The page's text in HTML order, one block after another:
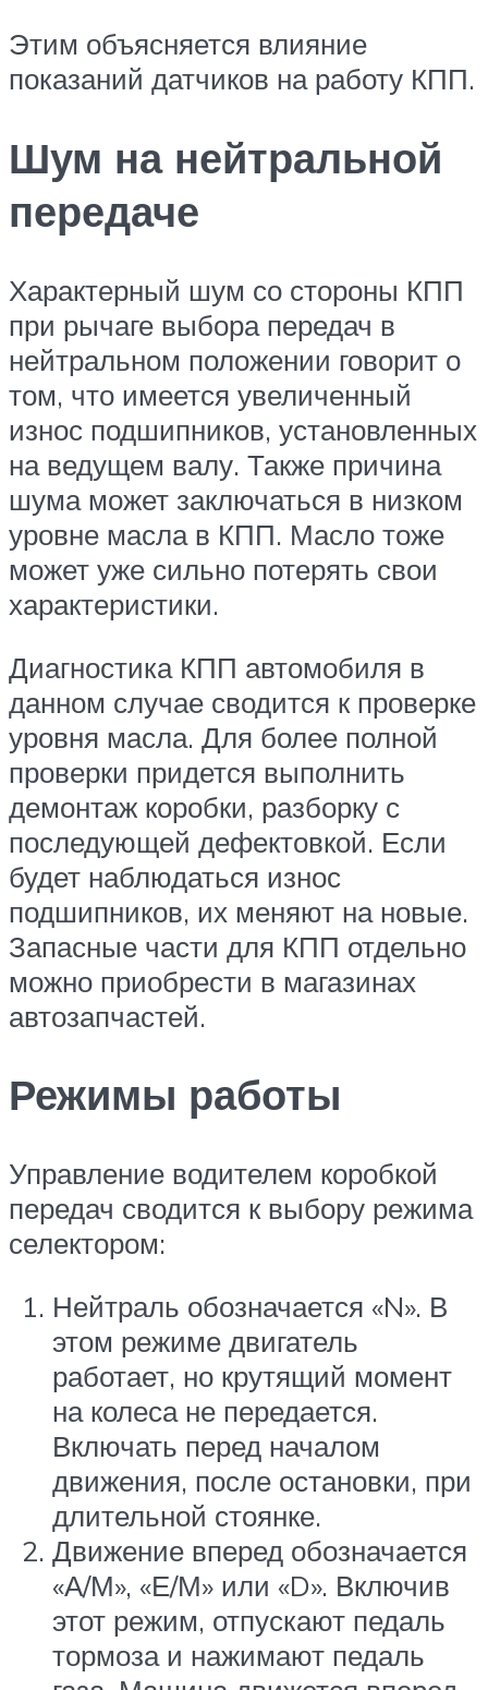
Этим объясняется влияние
показаний датчиков на работу КПП.
Шум на нейтральной
передаче
Характерный шум со стороны КПП
при рычаге выбора передач в
нейтральном положении говорит о
том, что имеется увеличенный
износ подшипников, установленных
на ведущем валу. Также причина
шума может заключаться в низком
уровне масла в КПП. Масло тоже
может уже сильно потерять свои
характеристики.
Диагностика КПП автомобиля в
данном случае сводится к проверке
уровня масла. Для более полной
проверки придется выполнить
демонтаж коробки, разборку с
последующей дефектовкой. Если
будет наблюдаться износ
подшипников, их меняют на новые.
Запасные части для КПП отдельно
можно приобрести в магазинах
автозапчастей.
Режимы работы
Управление водителем коробкой
передач сводится к выбору режима
селектором:
Нейтраль обозначается «N». В
этом режиме двигатель
работает, но крутящий момент
на колеса не передается.
Включать перед началом
движения, после остановки, при
длительной стоянке.
Движение вперед обозначается
«А/М», «Е/М» или «D». Включив
этот режим, отпускают педаль
тормоза и нажимают педаль